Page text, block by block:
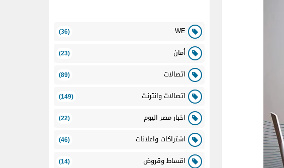
WE
(36)
أمان (23)
اتصالات (89)
اتصالات وانترنت (149)
اخبار مصر اليوم (22)
اشتراكات واعلانات (46)
اقساط وقروض (14)